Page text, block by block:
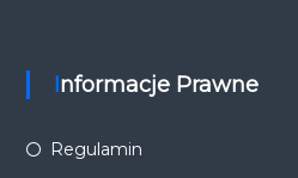
Informacje Prawne
Regulamin